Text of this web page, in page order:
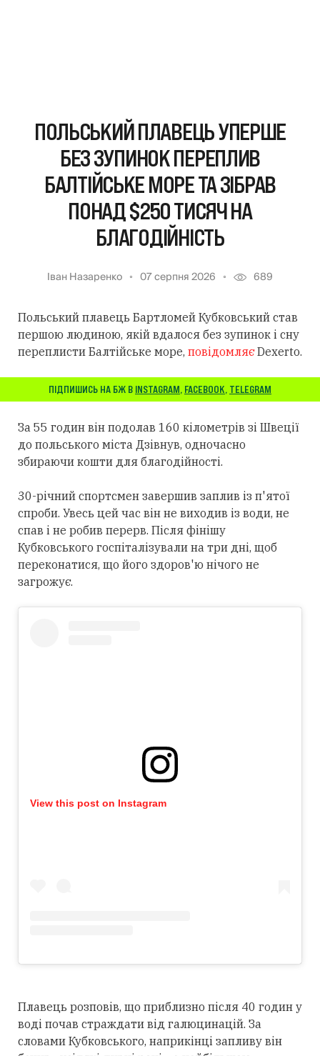
ПОЛЬСЬКИЙ ПЛАВЕЦЬ УПЕРШЕ
БЕЗ ЗУПИНОК ПЕРЕПЛИВ
БАЛТІЙСЬКЕ МОРЕ ТА ЗІБРАВ
ПОНАД $250 ТИСЯЧ НА
БЛАГОДІЙНІСТЬ
Іван Назаренко 07 серпня 2026 689
Польський плавець Бартломей Кубковський став
першою людиною, якій вдалося без зупинок і сну
переплисти Балтійське море, повідомляєDexerto.
ПІДПИШИСЬ НА БЖ В INSTAGRAM, FACEBOOK, TELEGRAM
За 55 годин він подолав 160 кілометрів зі Швеції
до польського міста Дзівнув, одночасно
збираючи кошти для благодійності.
30-річний спортсмен завершив заплив із п'ятої
спроби. Увесь цей час він не виходив із води, не
спав і не робив перерв. Після фінішу
Кубковського госпіталізували на три дні, щоб
переконатися, що його здоров'ю нічого не
загрожує.
View this post on Instagram
Плавець розповів, що приблизно після 40 годин у
воді почав страждати від галюцинацій. За
словами Кубковського, наприкінці запливу він